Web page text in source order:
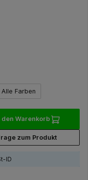
Alle Farben
den Warenkorb
zum Produkt
ID